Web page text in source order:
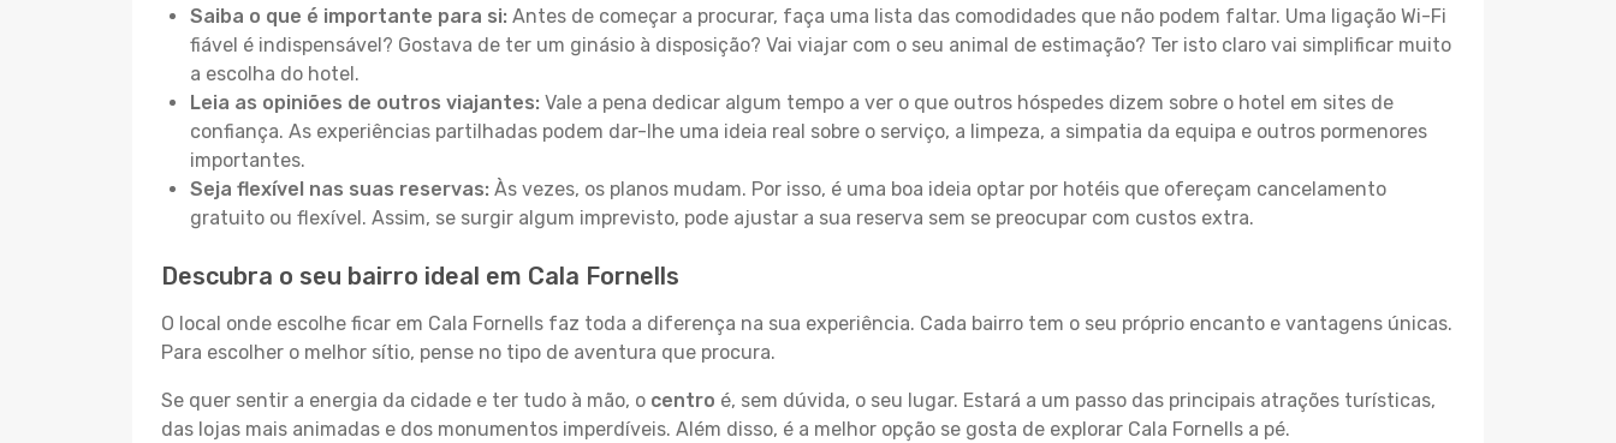
Saiba o que é importante para si: Antes de começar a procurar, faça uma lista das comodidades que não podem faltar. Uma ligação Wi-Fi
fiável é indispensável? Gostava de ter um ginásio à disposição? Vai viajar com o seu animal de estimação? Ter isto claro vai simplificar muito
a escolha do hotel.
Leia as opiniões de outros viajantes: Vale a pena dedicar algum tempo a ver o que outros hóspedes dizem sobre o hotel em sites de
confiança. As experiências partilhadas podem dar-lhe uma ideia real sobre o serviço, a limpeza, a simpatia da equipa e outros pormenores
importantes.
Seja flexível nas suas reservas: Às vezes, os planos mudam. Por isso, é uma boa ideia optar por hotéis que ofereçam cancelamento
gratuito ou flexível. Assim, se surgir algum imprevisto, pode ajustar a sua reserva sem se preocupar com custos extra.
Descubra o seu bairro ideal em Cala Fornells
O local onde escolhe ficar em Cala Fornells faz toda a diferença na sua experiência. Cada bairro tem o seu próprio encanto e vantagens únicas.
Para escolher o melhor sítio, pense no tipo de aventura que procura.
Se quer sentir a energia da cidade e ter tudo à mão, o centro é, sem dúvida, o seu lugar. Estará a um passo das principais atrações turísticas,
das lojas mais animadas e dos monumentos imperdíveis. Além disso, é a melhor opção se gosta de explorar Cala Fornells a pé.